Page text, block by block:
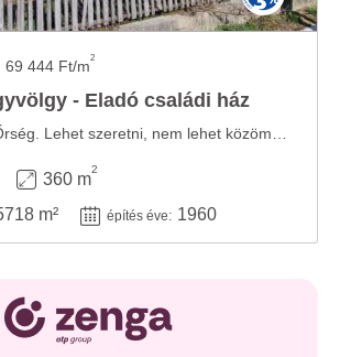
69 444 Ft/m2
- Eladó családi ház
360 m
2
m² építés éve: 1960